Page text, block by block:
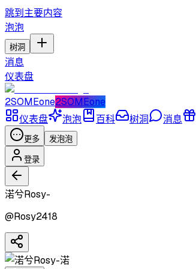
跳到主要内容
泡泡
树洞
消息
仪表盘
2SOMEone2SOMEone
仪表盘
泡泡 百科 树洞 消息
更多 发泡泡
登录
渃兮Rosy-
@Rosy2418
渃